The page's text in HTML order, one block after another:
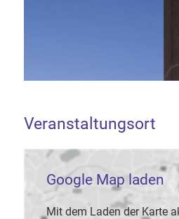
Veranstaltungsort
Google Map laden
Mit dem Laden der Karte